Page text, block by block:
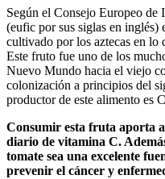
Según el Consejo Europeo
(eufic por sus siglas en inglés)
cultivado por los aztecas en lo
Este fruto fue uno de los
Nuevo Mundo hacia el viejo
colonización a principios del
productor de este alimento es
Consumir esta fruta aporta
diario de vitamina C.
tomate sea una excelente
prevenir el cáncer y